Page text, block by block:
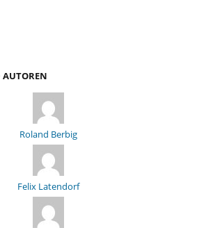
Roland Berbig
Felix Latendorf